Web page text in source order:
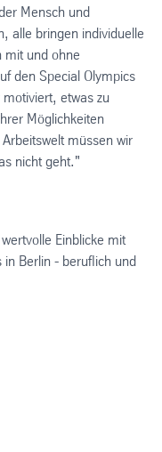
Mensch und
alle bringen individuelle
mit und ohne
den Special Olympics
etwas zu
Möglichkeiten
müssen wir
nicht geht."